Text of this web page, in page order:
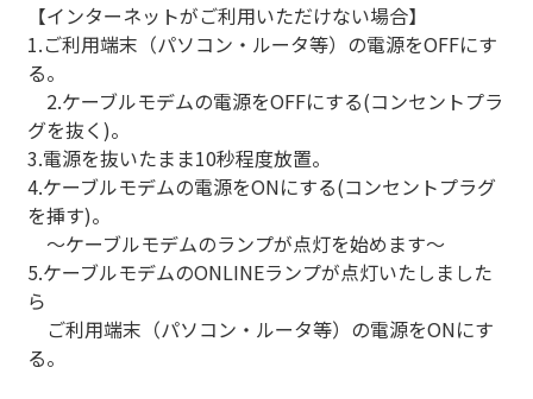
【インターネットがご利用いただけない場合】
1.ご利用端末（パソコン・ルータ等）の電源をOFFにす
る。
2.ケーブルモデムの電源をOFFにする(コンセントプラ
グを抜く)。
3.電源を抜いたまま10秒程度放置。
4.ケーブルモデムの電源をONにする(コンセントプラグ
を挿す)。
～ケーブルモデムのランプが点灯を始めます～
5.ケーブルモデムのONLINEランプが点灯いたしました
ら
ご利用端末（パソコン・ルータ等）の電源をONにす
る。